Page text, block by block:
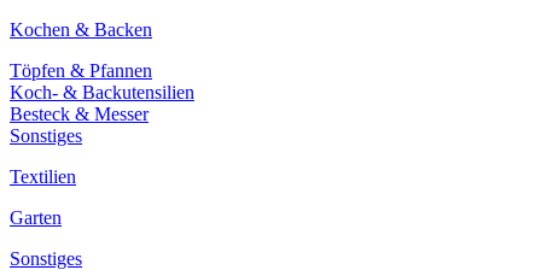
Kochen & Backen
Töpfen & Pfannen
Koch- & Backutensilien
Besteck & Messer
Sonstiges
Textilien
Garten
Sonstiges